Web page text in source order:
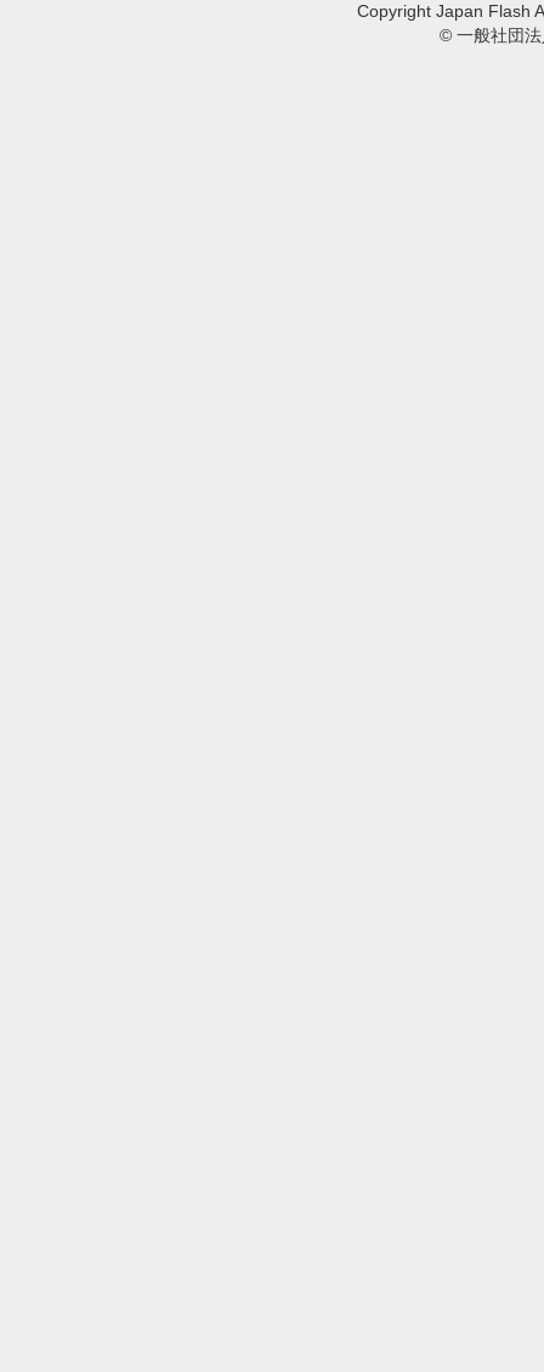
Copyright Japan Flash
© 一般社団